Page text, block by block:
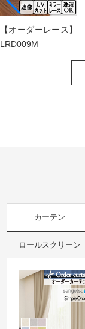
【オーダーレース】
LRD009M
カーテン
ロールスクリーン